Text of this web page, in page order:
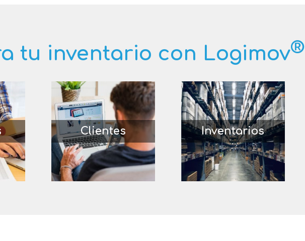
tu inventario con Logimov®
Clientes Inventarios